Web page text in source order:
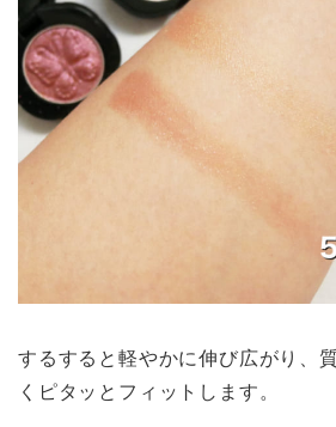
するすると軽やかに伸び広がり、
くピタッとフィットします。